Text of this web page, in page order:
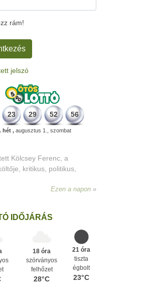
rám!
jelszó
23 29 52 56
hét , augusztus 1., szombat
Mikes Kelemen
műfordító, a XVIII. századi
legnagyobb
IDŐJÁRÁS
18 óra
szórványos
felhőzet
28°C
21 óra
tiszta
égbolt
23°C